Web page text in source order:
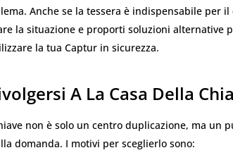
Anche se la tessera è indispensabile per
la situazione e proporti soluzioni alternative
la tua Captur in sicurezza.
A La Casa Della
non è solo un centro duplicazione, ma un
domanda. I motivi per sceglierlo sono: